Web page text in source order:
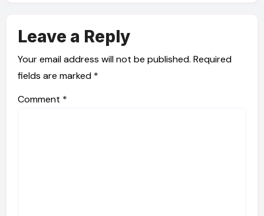
Leave a Reply
Your email address will not be published. Required
fields are marked *
Comment *